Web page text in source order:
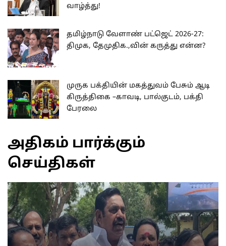
வாழ்த்து!
தமிழ்நாடு வேளாண் பட்ஜெட் 2026-27:
திமுக, தேமுதிக.,வின் கருத்து என்ன?
முருக பக்தியின் மகத்துவம் பேசும் ஆடி
கிருத்திகை –காவடி, பால்குடம், பக்தி
பேரலை
அதிகம் பார்க்கும்
செய்திகள்